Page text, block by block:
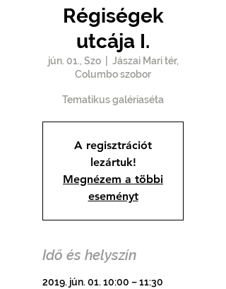
Régiségek
utcája I.
jún. 01., Szo
  |
Jászai Mari tér,
Columbo szobor
Tematikus galériaséta
A regisztrációt
lezártuk!
Megnézem a többi
eseményt
Idő és helyszín
2019. jún. 01. 10:00 – 11:30